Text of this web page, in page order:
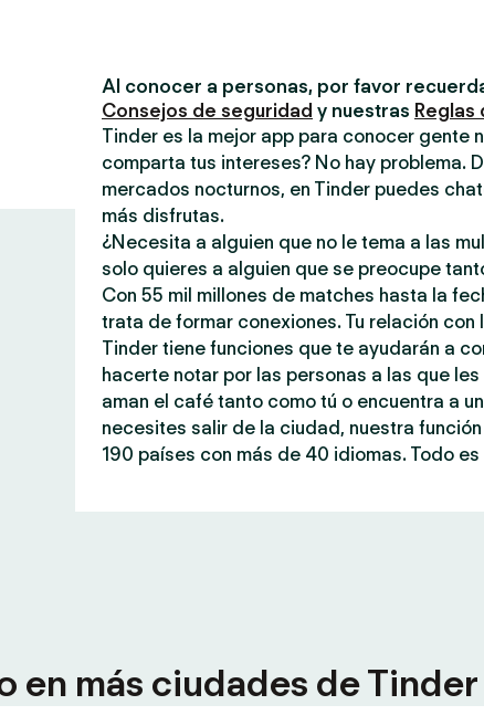
Al conocer a personas, por favor
Consejos de seguridad y nuestras Reglas
Tinder es la mejor app para conocer gente
comparta tus intereses? No hay problema.
mercados nocturnos, en Tinder puedes
más disfrutas.
¿Necesita a alguien que no le tema a las
solo quieres a alguien que se preocupe
Con 55 mil millones de matches hasta la
trata de formar conexiones. Tu relación
Tinder tiene funciones que te ayudarán a
hacerte notar por las personas a las que
aman el café tanto como tú o encuentra a
necesites salir de la ciudad, nuestra
190 países con más de 40 idiomas. Todo
en más ciudades de